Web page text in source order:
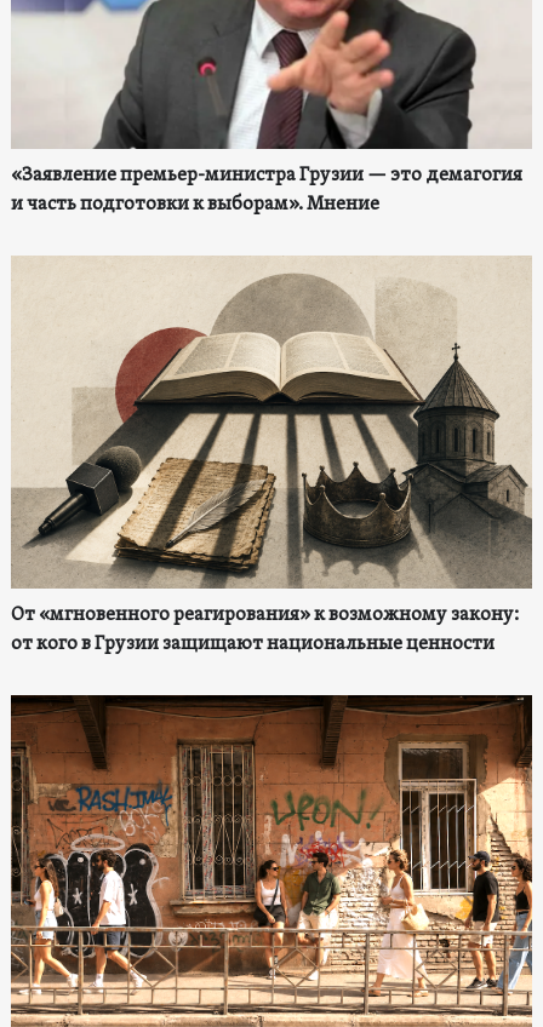
«Заявление премьер-министра Грузии — это демагогия
и часть подготовки к выборам». Мнение
От «мгновенного реагирования» к возможному закону:
от кого в Грузии защищают национальные ценности